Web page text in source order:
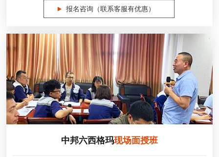
报名咨询（联系客服有优惠）
中邦六西格玛现场面授班